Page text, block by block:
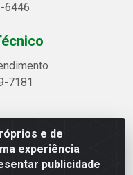
e de
experiência
publicidade
6446
7181
Alegre, 2521 -
Linhares/ES - CEP
0001-75